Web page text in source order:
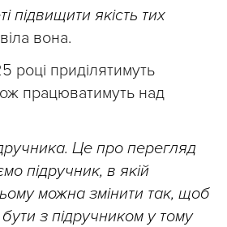
підвищити якість тих
вона.
році приділятимуть
працюватимуть над
Це про перегляд
підручник, в якій
можна змінити так, щоб
з підручником у тому